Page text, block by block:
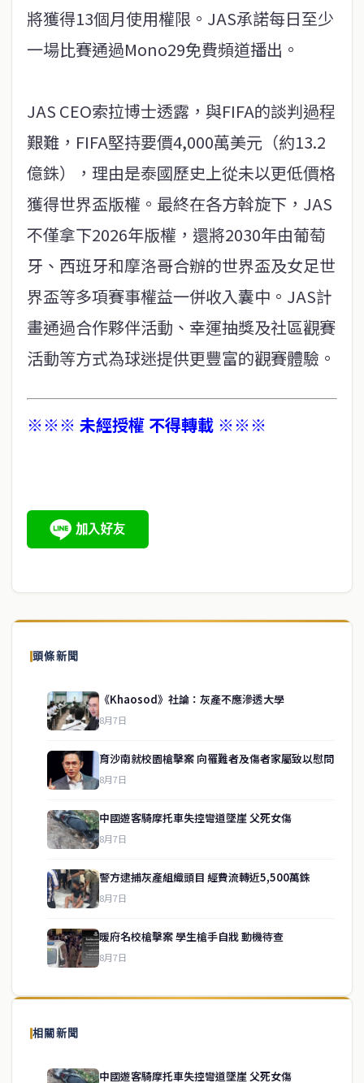
將獲得13個月使用權限。JAS承諾每日至少
一場比賽通過Mono29免費頻道播出。
JAS CEO索拉博士透露，與FIFA的談判過程
艱難，FIFA堅持要價4,000萬美元（約13.2
億銖），理由是泰國歷史上從未以更低價格
獲得世界盃版權。最終在各方斡旋下，JAS
不僅拿下2026年版權，還將2030年由葡萄
牙、西班牙和摩洛哥合辦的世界盃及女足世
界盃等多項賽事權益一併收入囊中。JAS計
畫通過合作夥伴活動、幸運抽獎及社區觀賽
活動等方式為球迷提供更豐富的觀賽體驗。
※※※ 未經授權 不得轉載 ※※※
頭條新聞
《Khaosod》社論：灰產不應滲透大學
8月7日
育沙南就校園槍擊案 向罹難者及傷者家屬致以慰問
8月7日
中國遊客騎摩托車失控彎道墜崖 父死女傷
8月7日
警方逮捕灰產組織頭目 經費流轉近5,500萬銖
8月7日
暖府名校槍擊案 學生槍手自戕 動機待查
8月7日
相關新聞
中國遊客騎摩托車失控彎道墜崖 父死女傷
關於我們
泰國中文新聞（TCN）是一家總部設於曼谷的中文新聞媒體，致力於
供即時、客觀、多元的中文新聞內容。
service@thaichinesenews.com